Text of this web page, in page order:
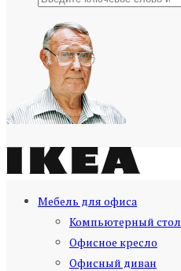
Мебель для офиса
Компьютерный стол
Офисное кресло
Офисный диван